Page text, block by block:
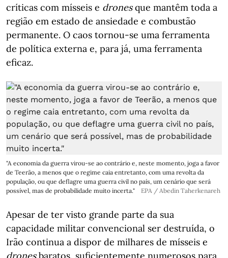
críticas com mísseis e dronesque mantêm toda a
região em estado de ansiedade e combustão
permanente. O caos tornou-se uma ferramenta
de política externa e, para já, uma ferramenta
eficaz.
"A economia da guerra virou-se ao contrário e, neste momento, joga a favor
de Teerão, a menos que o regime caia entretanto, com uma revolta da
população, ou que deflagre uma guerra civil no país, um cenário que será
possível, mas de probabilidade muito incerta."
EPA / Abedin Taherkenareh
Apesar de ter visto grande parte da sua
capacidade militar convencional ser destruída, o
Irão continua a dispor de milhares de mísseis e